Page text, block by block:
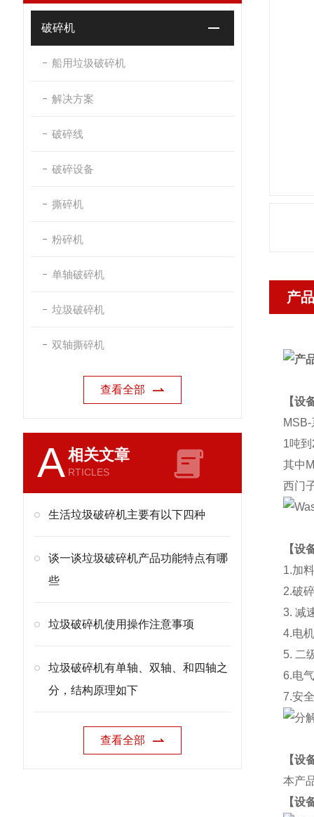
破碎机
船用垃圾破碎机
解决方案
破碎线
破碎设备
撕碎机
粉碎机
单轴破碎机
垃圾破碎机
双轴撕碎机
查看全部
A相关文章
RTICLES
生活垃圾破碎机主要有以下四种
谈一谈垃圾破碎机产品功能特点有哪
些
垃圾破碎机使用操作注意事项
垃圾破碎机有单轴、双轴、和四轴之
分，结构原理如下
查看全部
产
【设
MSB-
1吨到
其中
西门
【设
1.加
2.破
3. 减
4.电机
5. 二
6.电
7.安
【设
本产
【设